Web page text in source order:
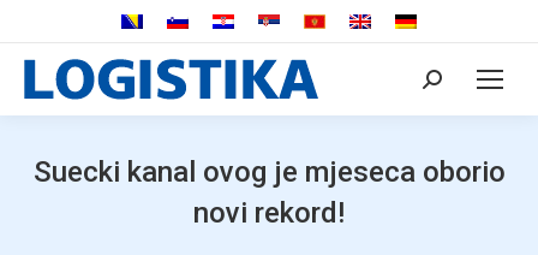
Search:
Suecki kanal ovog je mjeseca oborio
novi rekord!